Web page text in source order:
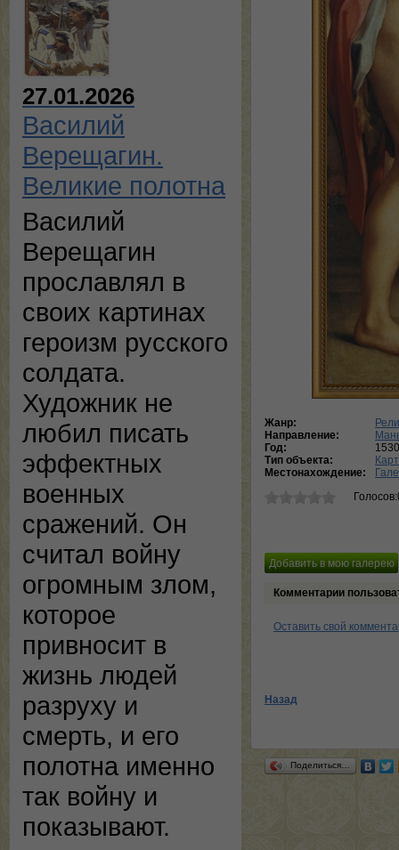
27.01.2026
Василий
Верещагин.
Великие полотна
Василий
Верещагин
прославлял в
своих картинах
героизм русского
солдата.
Художник не
любил писать
эффектных
военных
сражений. Он
считал войну
огромным злом,
которое
привносит в
жизнь людей
разруху и
смерть, и его
полотна именно
так войну и
показывают.
Жанр:
Направление:
Год:
Тип объекта:
Местонахождение:
Комментарии
Оставить свой
Назад
Поделиться…